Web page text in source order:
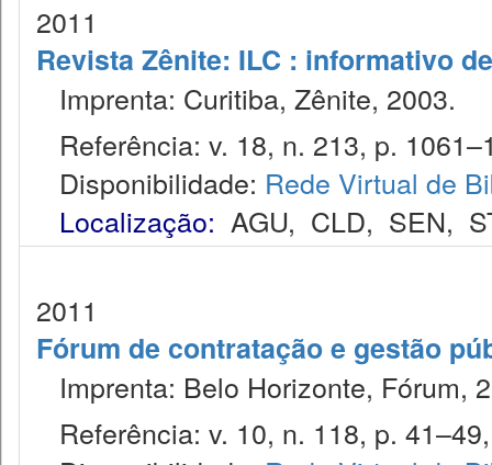
2011
Revista Zênite: ILC : informativo
Imprenta: Curitiba, Zênite, 2003.
Referência: v. 18, n. 213, p.
Disponibilidade: Rede Virtual de
Localização: AGU, CLD, SEN,
2011
Fórum de contratação e gestão
Imprenta: Belo Horizonte, Fórum,
Referência: v. 10, n. 118, p.